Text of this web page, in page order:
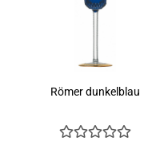
Römer dunkelblau